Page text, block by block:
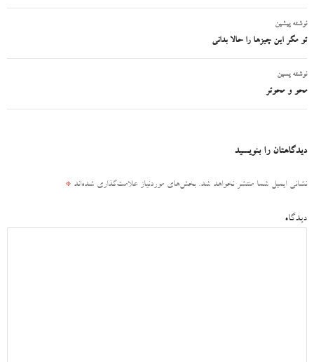
ناوبری
نوشته
نوشته پیشین
تو مگر این چیزها را حالا بدانی
نوشته پسین
محو و محوتر
دیدگاهتان را بنویسید
نشانی ایمیل شما منتشر نخواهد شد. بخش‌های موردنیاز علامت‌گذاری شده‌اند *
دیدگاه